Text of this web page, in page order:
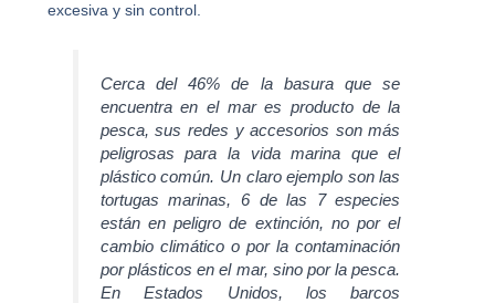
excesiva y sin control.
Cerca del 46% de la basura que se
encuentra en el mar es producto de la
pesca, sus redes y accesorios son más
peligrosas para la vida marina que el
plástico común. Un claro ejemplo son las
tortugas marinas, 6 de las 7 especies
están en peligro de extinción, no por el
cambio climático o por la contaminación
por plásticos en el mar, sino por la pesca.
En Estados Unidos, los barcos